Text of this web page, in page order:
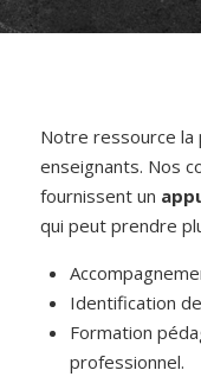
Notre ressource la
enseignants. Nos
fournissent un
qui peut prendre
Identification
Formation
professionnel.